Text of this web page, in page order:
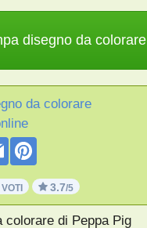
disegno da colorare
da colorare
VOTI 3.7/5
colorare di Peppa Pig